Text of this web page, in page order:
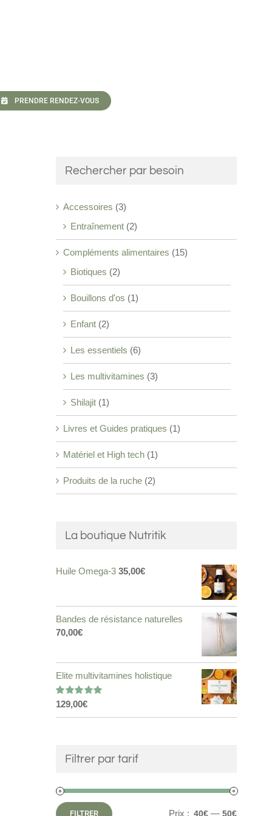
PRENDRE RENDEZ-VOUS
Rechercher par besoin
Accessoires (3)
Entraînement (2)
Compléments alimentaires (15)
Biotiques (2)
Bouillons d'os (1)
Enfant (2)
Les essentiels (6)
Les multivitamines (3)
Shilajit (1)
Livres et Guides pratiques (1)
Matériel et High tech (1)
Produits de la ruche (2)
La boutique Nutritik
Huile Omega-3 35,00€
Bandes de résistance naturelles
70,00€
Elite multivitamines holistique
Note5.00
129,00€
Filtrer par tarif
FILTRER Prix : 40€ — 50€